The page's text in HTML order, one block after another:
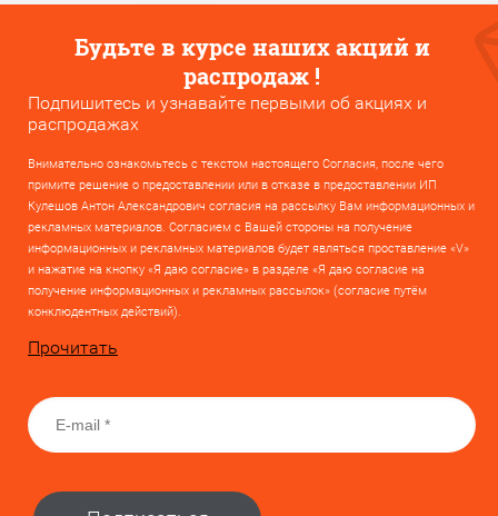
Будьте в курсе наших акций и
распродаж !
Подпишитесь и узнавайте первыми об акциях и
распродажах
Внимательно ознакомьтесь с текстом настоящего Согласия, после чего
примите решение о предоставлении или в отказе в предоставлении ИП
Кулешов Антон Александрович согласия на рассылку Вам информационных и
рекламных материалов. Согласием с Вашей стороны на получение
информационных и рекламных материалов будет являться проставление «V»
и нажатие на кнопку «Я даю согласие» в разделе «Я даю согласие на
получение информационных и рекламных рассылок» (согласие путём
конклюдентных действий).
Прочитать